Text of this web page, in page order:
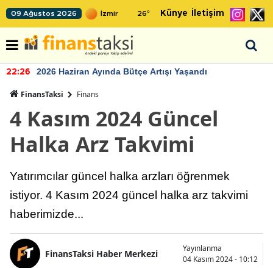
09 Ağustos 2026 26° Künye İletişim
22:26 2026 Haziran Ayında Bütçe Artışı Yaşandı
FinansTaksi Finans
4 Kasım 2024 Güncel
Halka Arz Takvimi
Yatırımcılar güncel halka arzları öğrenmek
istiyor. 4 Kasım 2024 güncel halka arz takvimi
haberimizde...
FinansTaksi Haber Merkezi
Yayınlanma
04 Kasım 2024 - 10:12